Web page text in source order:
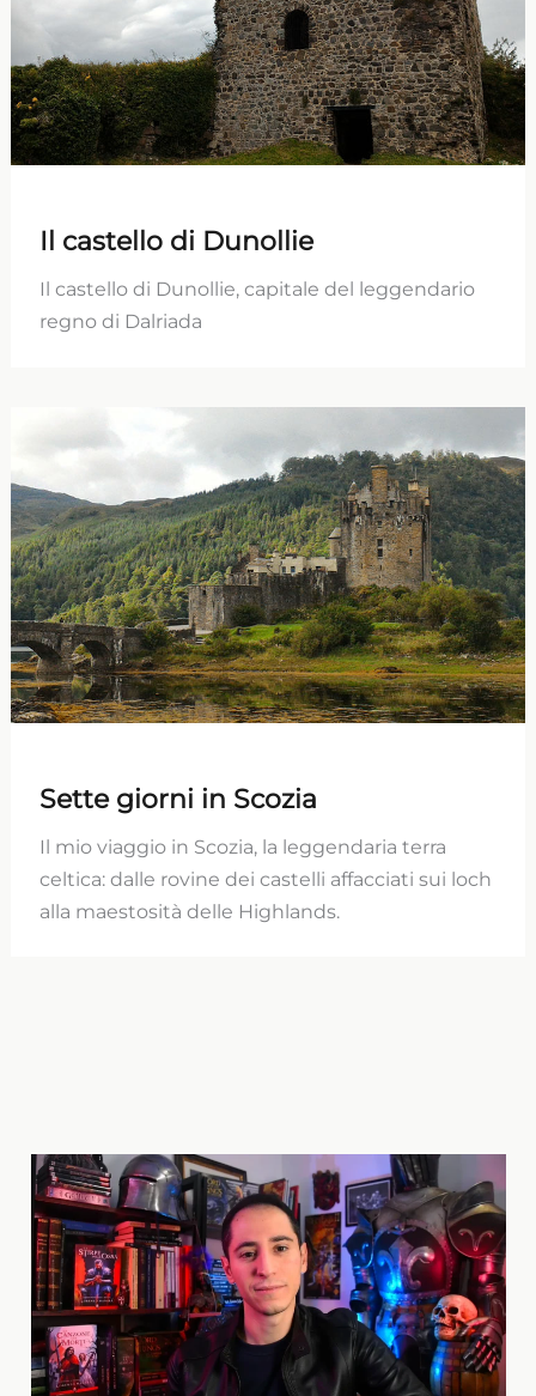
Il castello di Dunollie
Il castello di Dunollie, capitale del leggendario
regno di Dalriada
Sette giorni in Scozia
Il mio viaggio in Scozia, la leggendaria terra
celtica: dalle rovine dei castelli affacciati sui loch
alla maestosità delle Highlands.